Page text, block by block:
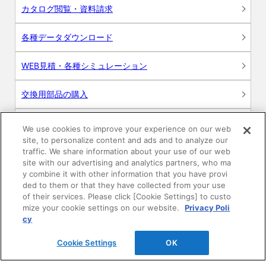
カタログ閲覧・資料請求
各種データダウンロード
WEB見積・各種シミュレーション
交換用部品の購入
お問い合わせ
ログイン
建築・設計関係者様向けサイト
We use cookies to improve your experience on our web
site, to personalize content and ads and to analyze our
traffic. We share information about your use of our web
site with our advertising and analytics partners, who ma
y combine it with other information that you have provi
ded to them or that they have collected from your use
of their services. Please click [Cookie Settings] to custo
mize your cookie settings on our website.
Privacy Poli
cy
Cookie Settings OK